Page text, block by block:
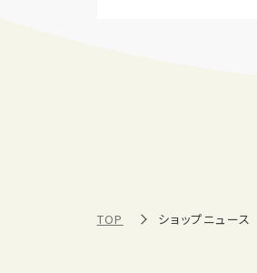
TOP ショップニュース